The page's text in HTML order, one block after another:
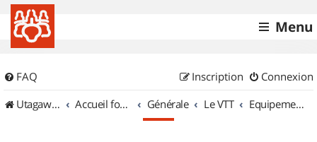
Menu
FAQ Connexion
Inscription
UtagawaVTT (Randos VTT et VTTAE avec traces GPS)
Accueil forum Générale Le VTT Equipements et Accessoires